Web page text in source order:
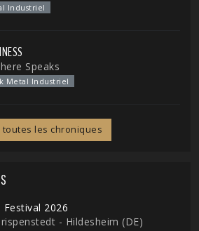
Industriel
Speaks
Metal Industriel
toutes les chroniques
Festival 2026
- Hildesheim (DE)